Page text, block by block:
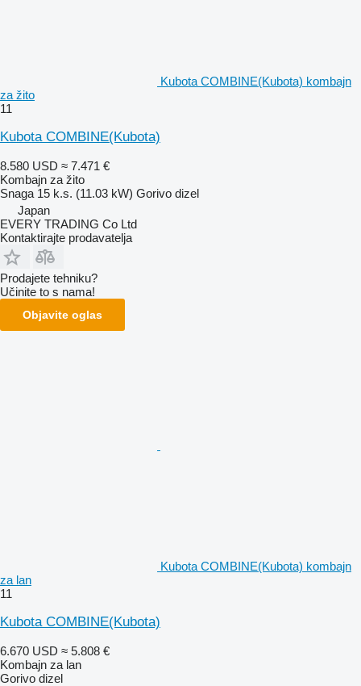
Kubota COMBINE(Kubota) kombajn
za žito
11
Kubota COMBINE(Kubota)
8.580 USD ≈ 7.471 €
Kombajn za žito
Snaga 15 k.s. (11.03 kW) Gorivo dizel
Japan
EVERY TRADING Co Ltd
Kontaktirajte prodavatelja
Prodajete tehniku?
Učinite to s nama!
Objavite oglas
Kubota COMBINE(Kubota) kombajn
za lan
11
Kubota COMBINE(Kubota)
6.670 USD ≈ 5.808 €
Kombajn za lan
Gorivo dizel